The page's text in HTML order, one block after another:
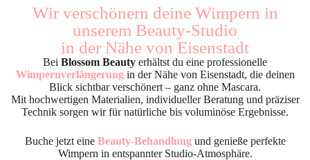
Wir verschönern deine Wimpern in
unserem Beauty-Studio
in der Nähe von Eisenstadt
Bei Blossom Beauty erhältst du eine professionelle
Wimpernverlängerungin der Nähe von Eisenstadt, die deinen
Blick sichtbar verschönert – ganz ohne Mascara.
Mit hochwertigen Materialien, individueller Beratung und präziser
Technik sorgen wir für natürliche bis voluminöse Ergebnisse.
Buche jetzt eine Beauty-Behandlungund genieße perfekte
Wimpern in entspannter Studio-Atmosphäre.